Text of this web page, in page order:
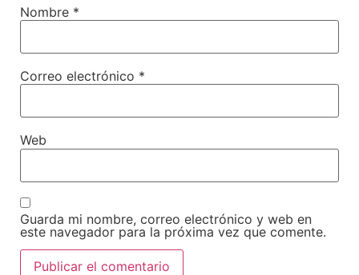
Nombre *
Correo electrónico *
Web
Guarda mi nombre, correo electrónico y web en
este navegador para la próxima vez que comente.